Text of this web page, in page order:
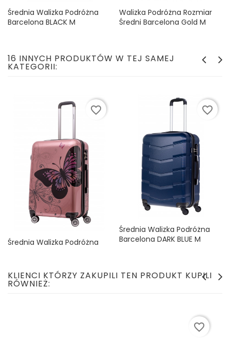
Średnia Walizka Podróżna
Barcelona BLACK M
Walizka Podróżna Rozmiar
Średni Barcelona Gold M
16 INNYCH PRODUKTÓW W TEJ SAMEJ
KATEGORII:
Średnia Walizka Podróżna
favorite_border
Średnia Walizka Podróżna
Barcelona DARK BLUE M
favorite_border
KLIENCI KTÓRZY ZAKUPILI TEN PRODUKT KUPILI
RÓWNIEŻ:
favorite_border